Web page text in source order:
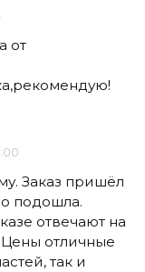
от
Заказ пришёл
подошла.
отвечают на
отличные
так и